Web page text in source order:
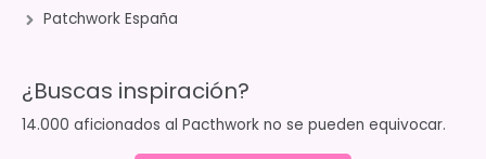
Patchwork España
¿Buscas inspiración?
14.000 aficionados al Pacthwork no se pueden equivocar.